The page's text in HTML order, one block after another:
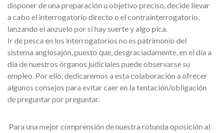
disponer de una preparación u objetivo preciso, decide llevar
a cabo el interrogatorio directo o el contrainterrogatorio,
lanzando el anzuelo por si hay suerte y algo pica.
Ir de pesca en los interrogatorios no es patrimonio del
sistema anglosajón, puesto que, desgraciadamente, en el día a
día de nuestros órganos judiciales puede observarse su
empleo. Por ello, dedicaremos a esta colaboración a ofrecer
algunos consejos para evitar caer en la tentación/obligación
de preguntar por preguntar.
Para una mejor comprensión de nuestra rotunda oposición al